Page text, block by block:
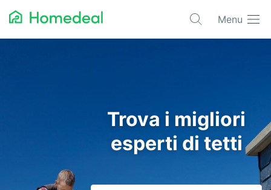
Menu
Domotica
Trova i migliori
esperti di tetti